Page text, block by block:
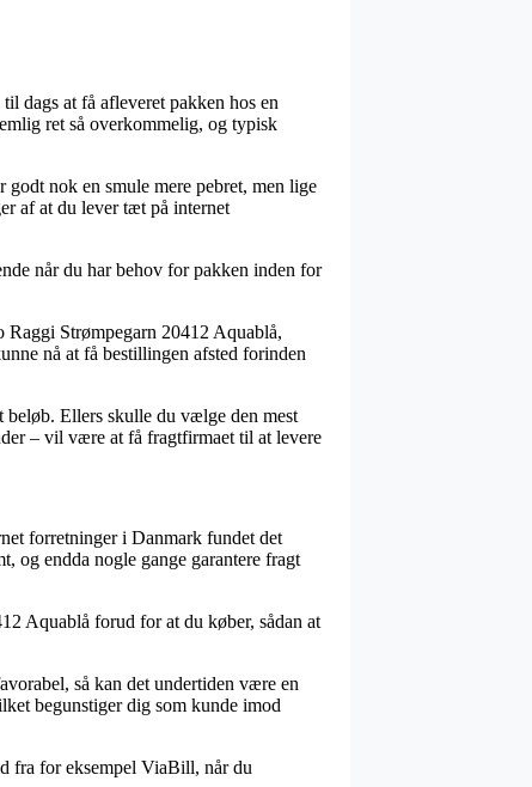
dags at få afleveret pakken hos en
ret så overkommelig, og typisk
nok en smule mere pebret, men lige
af at du lever tæt på internet
når du har behov for pakken inden for
Strømpegarn 20412 Aquablå,
nå at få bestillingen afsted forinden
Ellers skulle du vælge den mest
– vil være at få fragtfirmaet til at levere
forretninger i Danmark fundet det
og endda nogle gange garantere fragt
Aquablå forud for at du køber, sådan at
så kan det undertiden være en
begunstiger dig som kunde imod
fra for eksempel ViaBill, når du